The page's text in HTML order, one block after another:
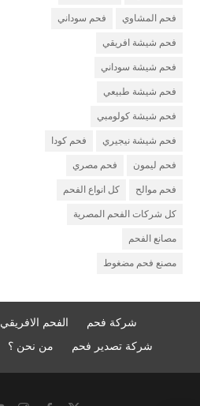
فحم المشاوي فحم سوداني
فحم شيشة افريقي
فحم شيشة سوداني
فحم شيشة طبيعي
فحم شيشة كولومبي
فحم شيشة نيجيري فحم كودا
فحم ليمون فحم مصري
فحم موالح كل انواع الفحم
كل شركات الفحم المصرية
مصانع الفحم
مصنع فحم مضغوط
شركة فحم الفحم الافريقي
شركة تصدير فحم
من نحن ؟